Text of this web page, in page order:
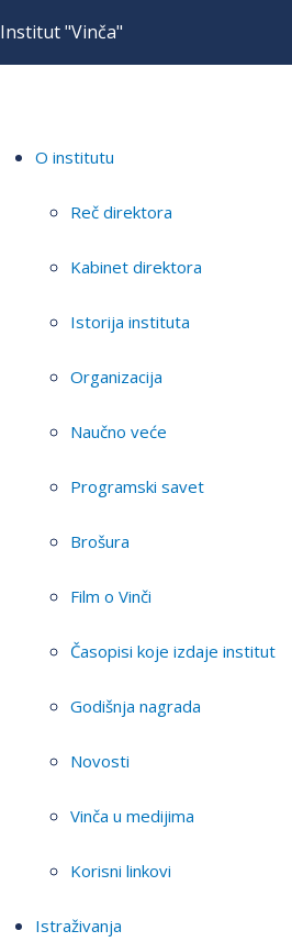
Institut "Vinča"
O institutu
Reč direktora
Kabinet direktora
Istorija instituta
Organizacija
Naučno veće
Programski savet
Brošura
Film o Vinči
Časopisi koje izdaje institut
Godišnja nagrada
Novosti
Vinča u medijima
Korisni linkovi
Istraživanja